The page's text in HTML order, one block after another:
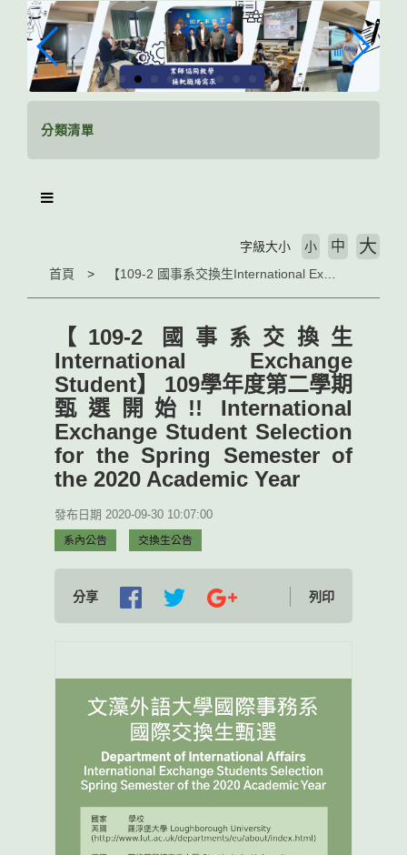
分類清單
首頁
字級大小 小 中 大
【109-2 國事系交換生
International Exchange
Student】 109學年度第二學期
甄選開始!! International
Exchange Student Selection
for the Spring Semester of
the 2020 Academic Year
發布日期 2020-09-30 10:07:00
系內公告 交換生公告
分享 列印